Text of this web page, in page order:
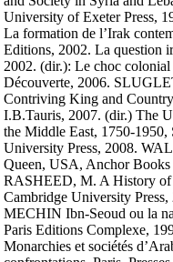
University of Exeter Press,
La formation de l’Irak
Editions, 2002. La question
2002. (dir.): Le choc colonial
Découverte, 2006.
Contriving King and
I.B.Tauris, 2007. (dir.) The
the Middle East, 1750-1950,
University Press, 2008.
Queen, USA, Anchor
RASHEED, M. A History of
Cambridge University
MECHIN Ibn-Seoud ou la
Paris Editions Complexe,
Monarchies et sociétés